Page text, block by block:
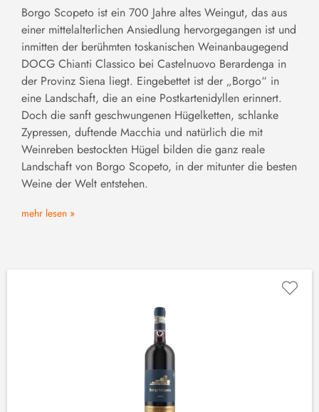
Borgo Scopeto ist ein 700 Jahre altes Weingut, das aus
einer mittelalterlichen Ansiedlung hervorgegangen ist und
inmitten der berühmten toskanischen Weinanbaugegend
DOCG Chianti Classico bei Castelnuovo Berardenga in
der Provinz Siena liegt. Eingebettet ist der „Borgo“ in
eine Landschaft, die an eine Postkartenidyllen erinnert.
Doch die sanft geschwungenen Hügelketten, schlanke
Zypressen, duftende Macchia und natürlich die mit
Weinreben bestockten Hügel bilden die ganz reale
Landschaft von Borgo Scopeto, in der mitunter die besten
Weine der Welt entstehen.
mehr lesen »